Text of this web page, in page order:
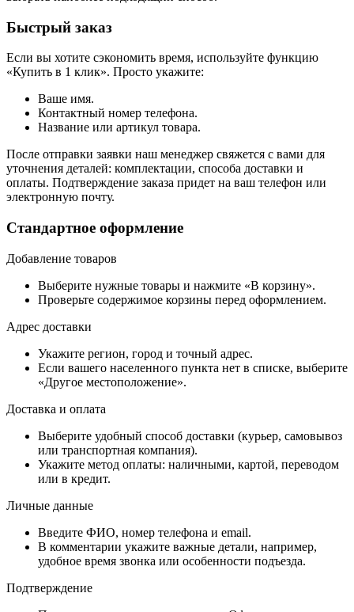
Быстрый заказ
Если вы хотите сэкономить время, используйте функцию
«Купить в 1 клик». Просто укажите:
Ваше имя.
Контактный номер телефона.
Название или артикул товара.
После отправки заявки наш менеджер свяжется с вами для
уточнения деталей: комплектации, способа доставки и
оплаты. Подтверждение заказа придет на ваш телефон или
электронную почту.
Стандартное оформление
Добавление товаров
Выберите нужные товары и нажмите «В корзину».
Проверьте содержимое корзины перед оформлением.
Адрес доставки
Укажите регион, город и точный адрес.
Если вашего населенного пункта нет в списке, выберите
«Другое местоположение».
Доставка и оплата
Выберите удобный способ доставки (курьер, самовывоз
или транспортная компания).
Укажите метод оплаты: наличными, картой, переводом
или в кредит.
Личные данные
Введите ФИО, номер телефона и email.
В комментарии укажите важные детали, например,
удобное время звонка или особенности подъезда.
Подтверждение